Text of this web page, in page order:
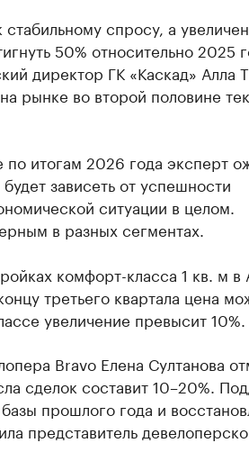
спросу, а
50% относительно 2025
директор ГК «Каскад» Алла
рынке во второй половине
по итогам 2026 года эксперт
зависеть от успешности
ситуации в целом.
в разных сегментах.
комфорт-класса 1 кв. м в
третьего квартала цена
увеличение превысит 10%.
Bravo Елена Султанова
сделок составит 10–20%.
прошлого года и
представитель